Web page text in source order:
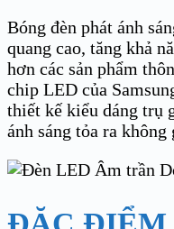
Bóng đèn phát ánh
quang cao, tăng khả
hơn các sản phẩm
chip LED của
thiết kế kiểu dáng trụ
ánh sáng tỏa ra không